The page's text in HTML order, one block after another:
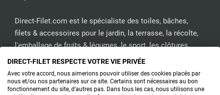
Direct-Filet.com est le spécialiste des toiles, bâches,
filets & accessoires pour le jardin, la terrasse, la récolte,
l'emballage de fruits & légumes, le sport, les clôtures...
CONTACTEZ-NOUS
DIRECT-FILET RESPECTE VOTRE VIE PRIVÉE
Avec votre accord, nous aimerions pouvoir utiliser des cookies placés par
nous et/ou nos partenaires sur ce site. Certains sont nécessaires au bon
fonctionnement du site, d'autres pas. Dans tous les cas, nous utilisons une